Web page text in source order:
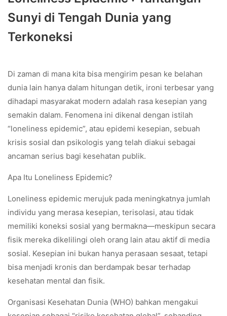
Sunyi di Tengah Dunia yang
Terkoneksi
Di zaman di mana kita bisa mengirim pesan ke belahan
dunia lain hanya dalam hitungan detik, ironi terbesar yang
dihadapi masyarakat modern adalah rasa kesepian yang
semakin dalam. Fenomena ini dikenal dengan istilah
“loneliness epidemic”, atau epidemi kesepian, sebuah
krisis sosial dan psikologis yang telah diakui sebagai
ancaman serius bagi kesehatan publik.
Apa Itu Loneliness Epidemic?
Loneliness epidemic merujuk pada meningkatnya jumlah
individu yang merasa kesepian, terisolasi, atau tidak
memiliki koneksi sosial yang bermakna—meskipun secara
fisik mereka dikelilingi oleh orang lain atau aktif di media
sosial. Kesepian ini bukan hanya perasaan sesaat, tetapi
bisa menjadi kronis dan berdampak besar terhadap
kesehatan mental dan fisik.
Organisasi Kesehatan Dunia (WHO) bahkan mengakui